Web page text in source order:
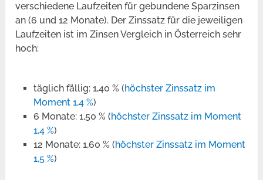
verschiedene Laufzeiten für gebundene Sparzinsen
an (6 und 12 Monate). Der Zinssatz für die jeweiligen
Laufzeiten ist im Zinsen Vergleich in Österreich sehr
hoch:
täglich fällig: 1,40 % (höchster Zinssatz im
Moment 1,4 %)
6 Monate: 1,50 % (höchster Zinssatz im Moment
1,4 %)
12 Monate: 1,60 % (höchster Zinssatz im Moment
1,5 %)